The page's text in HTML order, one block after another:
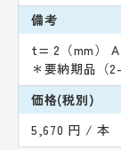
備考
t= 2（mm）
＊要納期品（
価格(税別)
5,670 円 / 本